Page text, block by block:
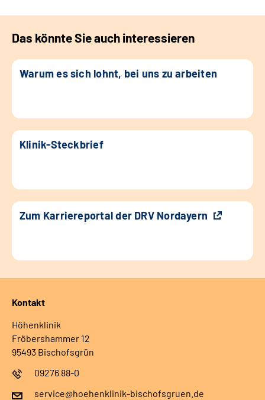
Das könnte Sie auch interessieren
Warum es sich lohnt, bei uns zu arbeiten
Klinik-Steckbrief
Zum Karriereportal der DRV Nordayern
Kontakt
Höhenklinik
Fröbershammer 12
95493 Bischofsgrün
09276 88-0
service@hoehenklinik-bischofsgruen.de